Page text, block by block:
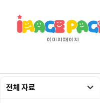
전체 자료